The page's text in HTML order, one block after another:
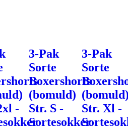
-
3-Pak
Sorte
Boxershorts
(bomuld)
Str. S -
Sortesokker
3-Pak
Sorte
Str. Xl -